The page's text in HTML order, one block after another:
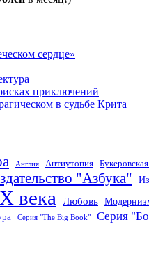
сердце»
приключений
в судьбе Крита
Англия Антиутопия
"Азбука"
века Любовь
Серия "The Big Book" Серия